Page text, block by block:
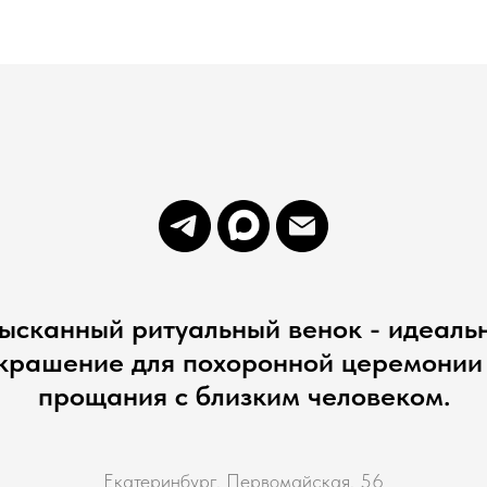
ритуальный венок -
для похоронной
прощания с близким человеком.
Екатеринбург, Первомайская, 56